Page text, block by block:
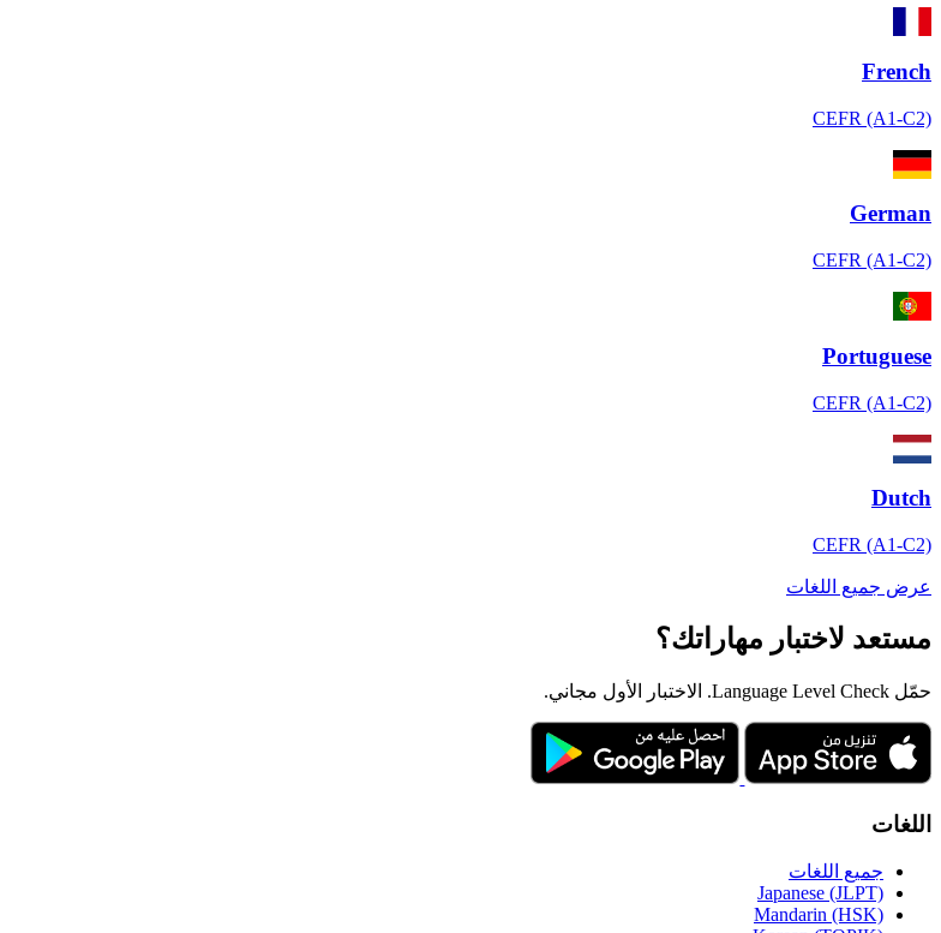
French
CEFR (A1-C2)
German
CEFR (A1-C2)
Portuguese
CEFR (A1-C2)
Dutch
CEFR (A1-C2)
عرض جميع اللغات
مستعد لاختبار مهاراتك؟
حمّل Language Level Check. الاختبار الأول مجاني.
اللغات
جميع اللغات
Japanese (JLPT)
Mandarin (HSK)